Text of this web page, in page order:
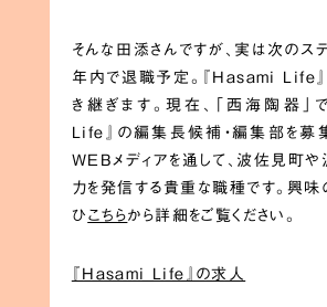
そんな田添さんですが、実は次のス
年内で退職予定。『Hasami Life』
き継ぎます。現在、「西海陶器」
Life』の編集長候補・編集部を募
WEBメディアを通して、波佐見町
力を発信する貴重な職種です。興味
ひ こちらから詳細をご覧ください。
『Hasami Life』の求人